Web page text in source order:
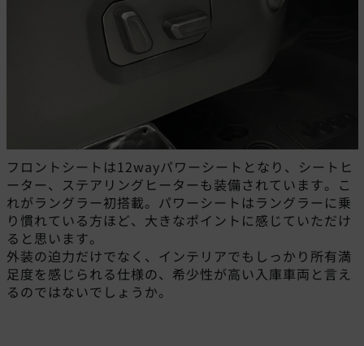
フロントシートは12wayパワーシートとなり、シートヒ
ーター、ステアリングヒーターも装備されています。こ
れがラングラー初搭載。パワーシートはラングラーに乗
り慣れている方ほど、大きなポイントに感じていただけ
ると思います。
外装の迫力だけでなく、インテリアでもしっかり所有満
足度を感じられる仕様の、希少性が高い入庫車両と言え
るのではないでしょうか。